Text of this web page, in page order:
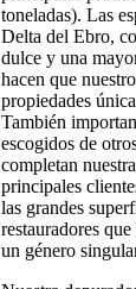
toneladas). Las
Delta del Ebro,
dulce y una
hacen que
propiedades
También
escogidos de
completan
principales
las grandes
restauradores
un género